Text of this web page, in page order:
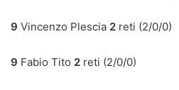
9 Vincenzo Plescia 2 reti (2/0/0)
9 Fabio Tito 2 reti (2/0/0)